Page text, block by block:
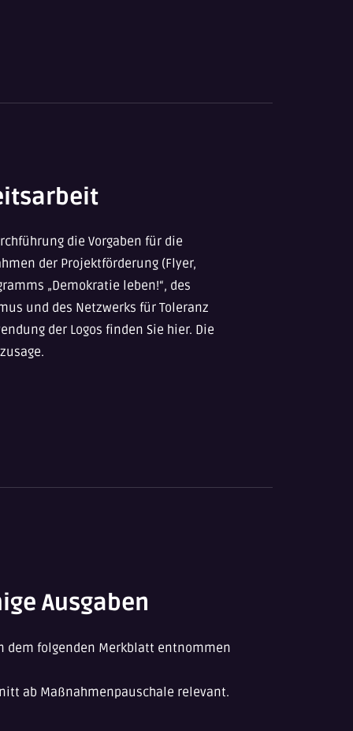
die Vorgaben für die
der Projektförderung (Flyer,
„Demokratie leben!“, des
und des Netzwerks für Toleranz
der Logos finden Sie hier. Die
Ausgaben
dem folgenden Merkblatt entnommen
ab Maßnahmenpauschale relevant.